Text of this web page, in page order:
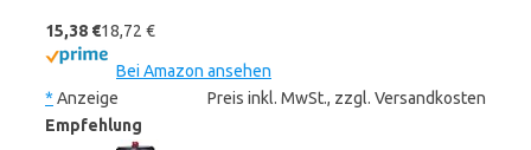
15,38 €18,72 €
Bei Amazon ansehen
* Anzeige
Preis inkl. MwSt., zzgl. Versandkosten
Empfehlung